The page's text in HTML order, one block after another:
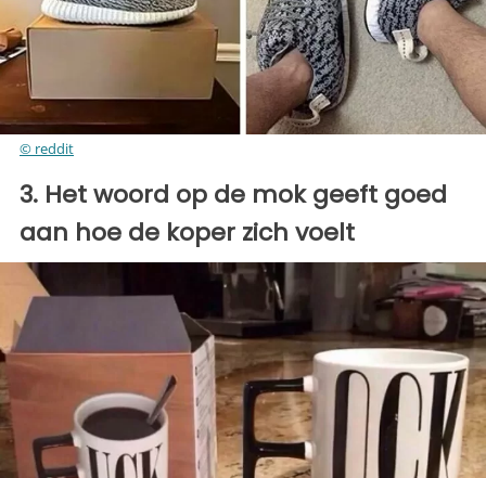
© reddit
3. Het woord op de mok geeft goed
aan hoe de koper zich voelt